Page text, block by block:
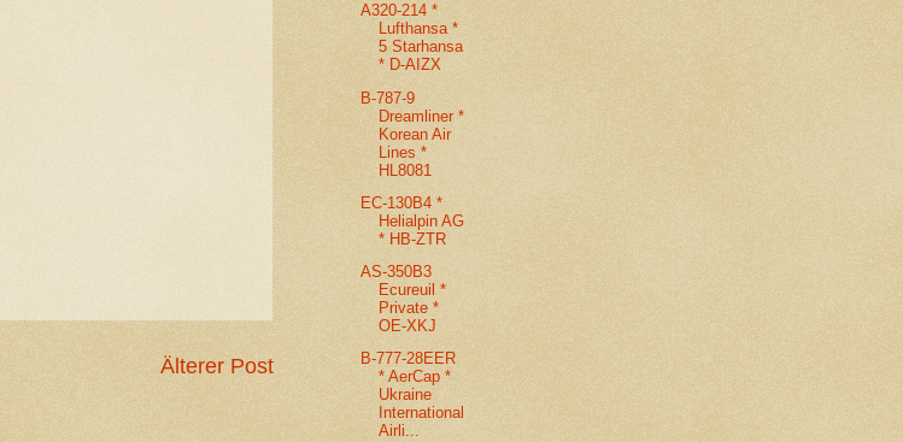
Älterer Post
A320-214 *
Lufthansa *
5 Starhansa
* D-AIZX
B-787-9
Dreamliner *
Korean Air
Lines *
HL8081
EC-130B4 *
Helialpin AG
* HB-ZTR
AS-350B3
Ecureuil *
Private *
OE-XKJ
B-777-28EER
* AerCap *
Ukraine
International
Airli...